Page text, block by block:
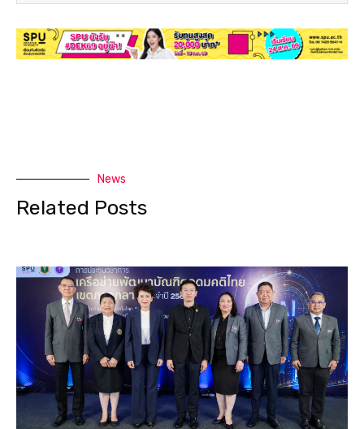
News
Related Posts